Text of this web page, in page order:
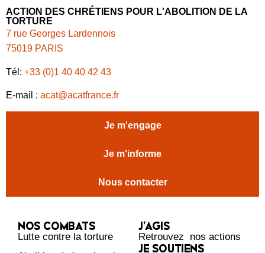
ACTION DES CHRÉTIENS POUR L'ABOLITION DE LA
TORTURE
7 rue Georges Lardennois
75019 PARIS
Tél: +33 (0)1 40 40 42 43
E-mail : acat@acatfrance.fr
Je m'engage
Je m'informe
Nous contacter
NOS COMBATS
Lutte contre la torture
J’AGIS
Retrouvez nos actions
JE SOUTIENS